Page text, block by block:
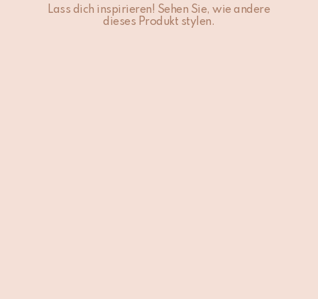
Lass dich inspirieren! Sehen Sie, wie andere
dieses Produkt stylen.